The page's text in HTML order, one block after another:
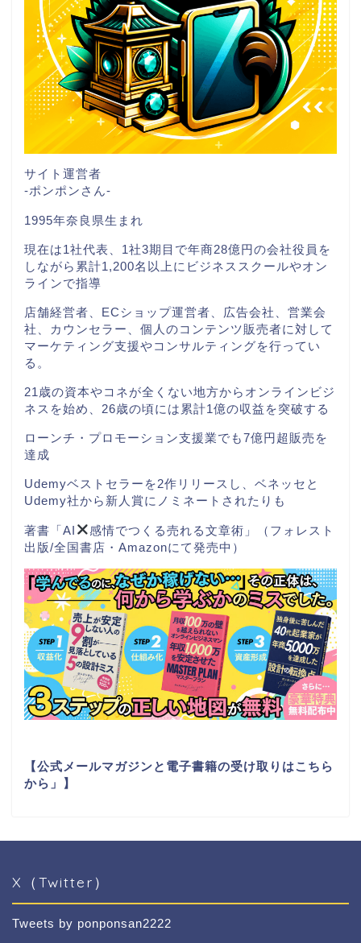
サイト運営者
-ポンポンさん-
1995年奈良県生まれ
現在は1社代表、1社3期目で年商28億円の会社役員を
しながら累計1,200名以上にビジネススクールやオン
ラインで指導
店舗経営者、ECショップ運営者、広告会社、営業会
社、カウンセラー、個人のコンテンツ販売者に対して
マーケティング支援やコンサルティングを行ってい
る。
21歳の資本やコネが全くない地方からオンラインビジ
ネスを始め、26歳の頃には累計1億の収益を突破する
ローンチ・プロモーション支援業でも7億円超販売を
達成
Udemyベストセラーを2作リリースし、ベネッセと
Udemy社から新人賞にノミネートされたりも
著書「AI
感情でつくる売れる文章術」（フォレスト
出版/全国書店・Amazonにて発売中）
【公式メールマガジンと電子書籍の受け取りはこちら
から」】
X（Twitter）
Tweets by ponponsan2222